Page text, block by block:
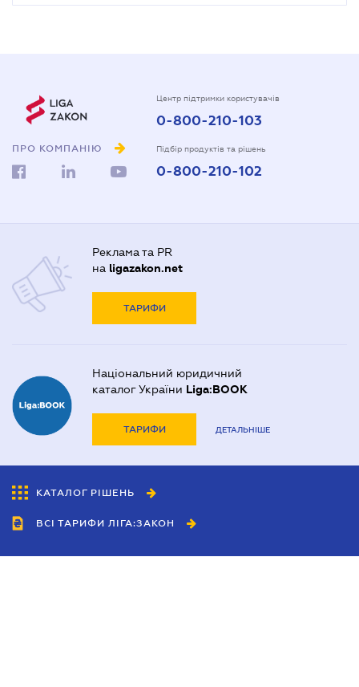
ПРО КОМПАНІЮ
Центр підтримки користувачів
0-800-210-103
Підбір продуктів та рішень
0-800-210-102
Реклама та PR
на ligazakon.net
ТАРИФИ
Національний юридичний
каталог України Liga:BOOK
ТАРИФИ ДЕТАЛЬНІШЕ
КАТАЛОГ РІШЕНЬ
ВСІ ТАРИФИ ЛІГА:ЗАКОН